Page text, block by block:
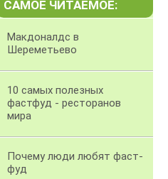
САМОЕ ЧИТАЕМОЕ:
Макдоналдс в
Шереметьево
10 самых полезных
фастфуд - ресторанов
мира
Почему люди любят фаст-
фуд